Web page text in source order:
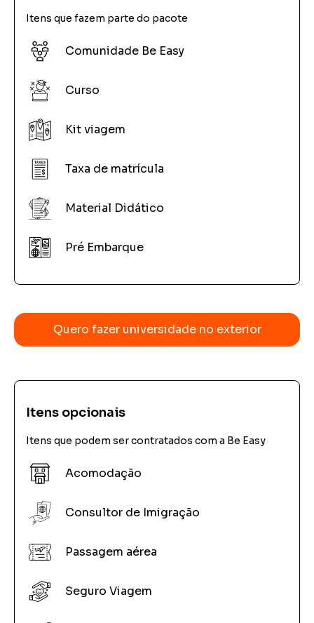
Itens que fazem parte do pacote
Comunidade Be Easy
Curso
Kit viagem
Taxa de matrícula
Material Didático
Pré Embarque
Quero fazer universidade no exterior
Itens opcionais
Itens que podem ser contratados com a Be Easy
Acomodação
Consultor de Imigração
Passagem aérea
Seguro Viagem